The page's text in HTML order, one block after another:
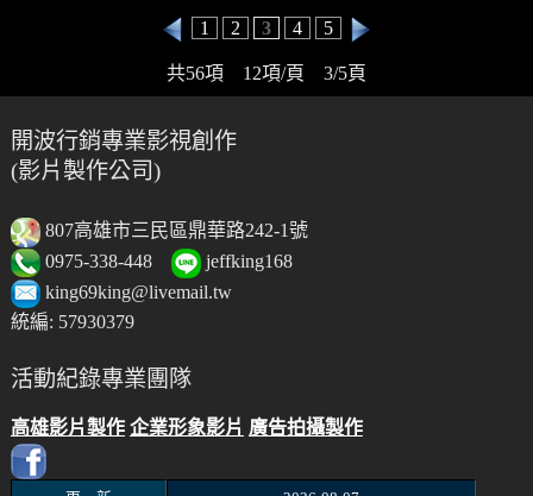
1 2 3 4 5
共56項 12項/頁 3/5頁
開波行銷專業影視創作
(影片製作公司)
807高雄市三民區鼎華路242-1號
0975-338-448
jeffking168
king69king@livemail.tw
統編: 57930379
活動紀錄專業團隊
高雄影片製作 企業形象影片 廣告拍攝製作